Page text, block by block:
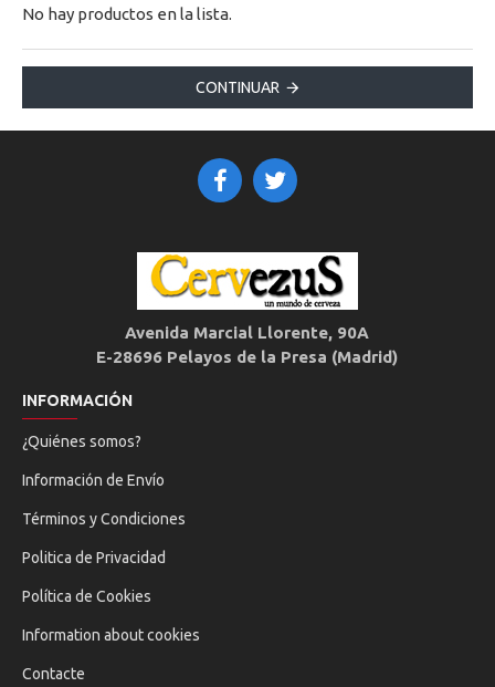
No hay productos en la lista.
CONTINUAR
Avenida Marcial Llorente, 90A
E-28696 Pelayos de la Presa (Madrid)
INFORMACIÓN
¿Quiénes somos?
Información de Envío
Términos y Condiciones
Politica de Privacidad
Política de Cookies
Information about cookies
Contacte